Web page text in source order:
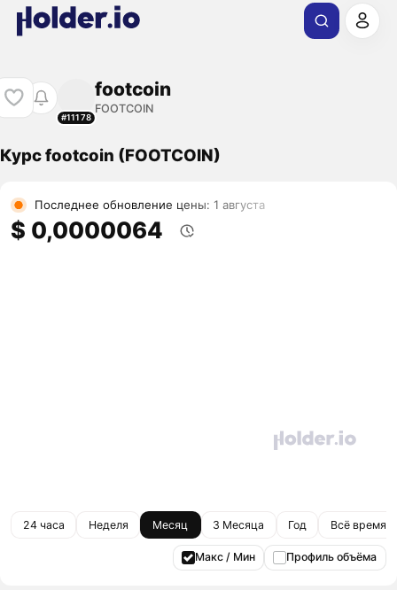
#11178
footcoin
FOOTCOIN
Курс footcoin (FOOTCOIN)
Последнее обновление цены: 1 августа
$ 0,0000064
24 часа Неделя Месяц 3 Месяца Год Всё время
Макс / Мин Профиль объёма